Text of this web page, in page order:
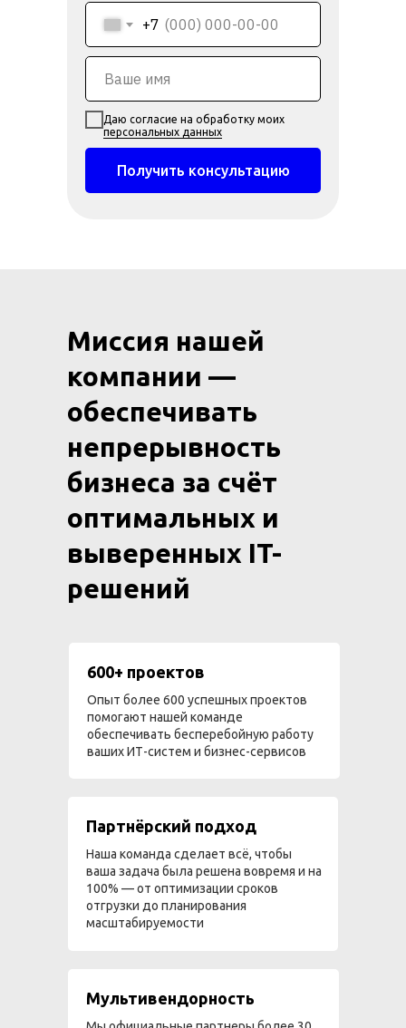
+7
Даю согласие на обработку моих
персональных данных
Получить консультацию
Миссия нашей
компании —
обеспечивать
непрерывность
бизнеса за счёт
оптимальных и
выверенных IT-
решений
600+ проектов
Опыт более 600 успешных проектов
помогают нашей команде
обеспечивать бесперебойную работу
ваших ИТ-систем и бизнес-сервисов
Мультивендорность
Партнёрский подход
Наша команда сделает всё, чтобы
ваша задача была решена вовремя и на
100% — от оптимизации сроков
отгрузки до планирования
масштабируемости